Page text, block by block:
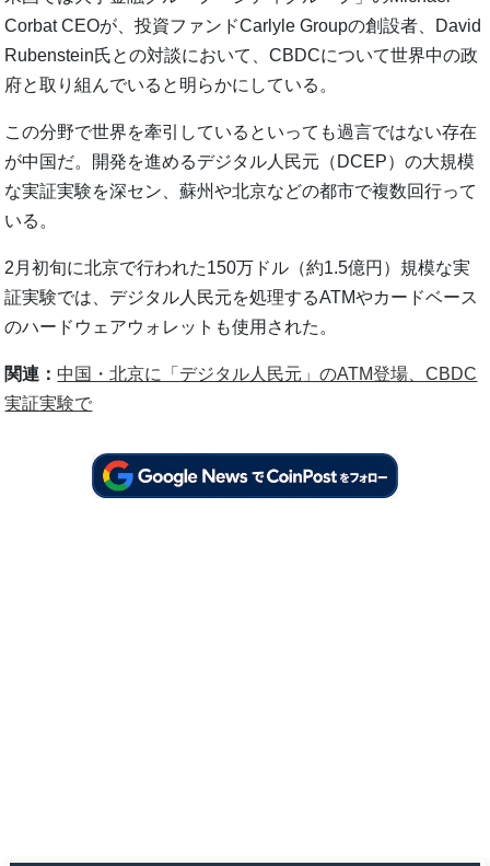
Corbat CEOが、投資ファンドCarlyle Groupの創設者、David
Rubenstein氏との対談において、CBDCについて世界中の政
府と取り組んでいると明らかにしている。
この分野で世界を牽引しているといっても過言ではない存在
が中国だ。開発を進めるデジタル人民元（DCEP）の大規模
な実証実験を深セン、蘇州や北京などの都市で複数回行って
いる。
2月初旬に北京で行われた150万ドル（約1.5億円）規模な実
証実験では、デジタル人民元を処理するATMやカードベース
のハードウェアウォレットも使用された。
関連： 中国・北京に「デジタル人民元」のATM登場、CBDC
実証実験で